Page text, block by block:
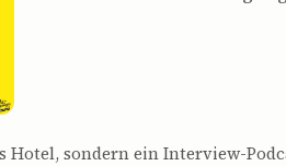
Hotel, sondern ein Interview-